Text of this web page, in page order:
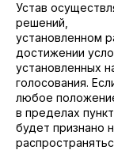
Устав
решений,
установленном
достижении
установленных
голосования.
любое
в пределах
будет признано